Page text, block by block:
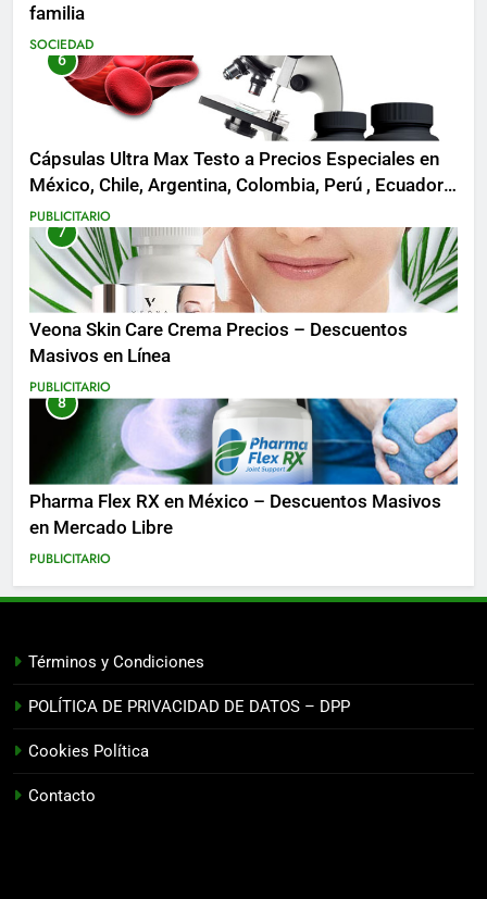
familia
SOCIEDAD
6
Cápsulas Ultra Max Testo a Precios Especiales en
México, Chile, Argentina, Colombia, Perú , Ecuador,
Costa Rica y Más
PUBLICITARIO
7
Veona Skin Care Crema Precios – Descuentos
Masivos en Línea
PUBLICITARIO
8
Pharma Flex RX en México – Descuentos Masivos
en Mercado Libre
PUBLICITARIO
Términos y Condiciones
POLÍTICA DE PRIVACIDAD DE DATOS – DPP
Cookies Política
Contacto